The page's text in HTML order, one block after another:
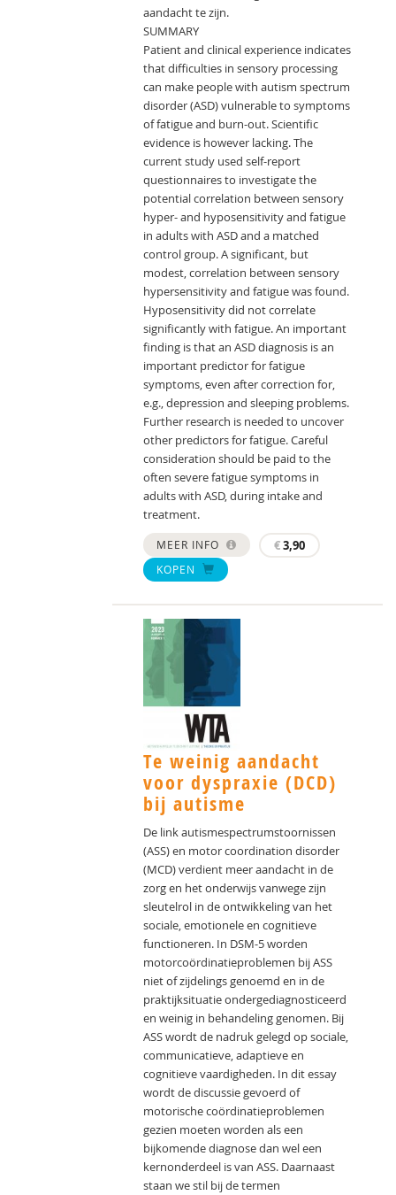
aandacht te zijn.
SUMMARY
Patient and clinical experience indicates
that difficulties in sensory processing
can make people with autism spectrum
disorder (ASD) vulnerable to symptoms
of fatigue and burn-out. Scientific
evidence is however lacking. The
current study used self-report
questionnaires to investigate the
potential correlation between sensory
hyper- and hyposensitivity and fatigue
in adults with ASD and a matched
control group. A significant, but
modest, correlation between sensory
hypersensitivity and fatigue was found.
Hyposensitivity did not correlate
significantly with fatigue. An important
finding is that an ASD diagnosis is an
important predictor for fatigue
symptoms, even after correction for,
e.g., depression and sleeping problems.
Further research is needed to uncover
other predictors for fatigue. Careful
consideration should be paid to the
often severe fatigue symptoms in
adults with ASD, during intake and
treatment.
MEER INFO €3,90
KOPEN
Te weinig aandacht
voor dyspraxie (DCD)
bij autisme
De link autismespectrumstoornissen
(ASS) en motor coordination disorder
(MCD) verdient meer aandacht in de
zorg en het onderwijs vanwege zijn
sleutelrol in de ontwikkeling van het
sociale, emotionele en cognitieve
functioneren. In DSM-5 worden
motorcoördinatieproblemen bij ASS
niet of zijdelings genoemd en in de
praktijksituatie ondergediagnosticeerd
en weinig in behandeling genomen. Bij
ASS wordt de nadruk gelegd op sociale,
communicatieve, adaptieve en
cognitieve vaardigheden. In dit essay
wordt de discussie gevoerd of
motorische coördinatieproblemen
gezien moeten worden als een
bijkomende diagnose dan wel een
kernonderdeel is van ASS. Daarnaast
staan we stil bij de termen